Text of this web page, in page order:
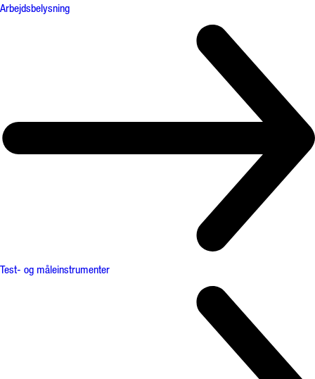
Arbejdsbelysning
Test- og måleinstrumenter